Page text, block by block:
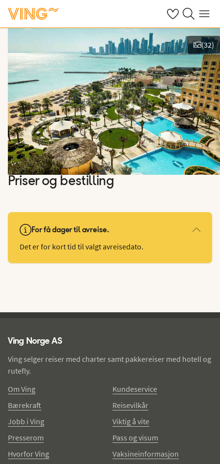
Se dine sparte
Søk påMeny
Vis bilder
(32)
Priser og bestilling
For få dager til avreise.
Det er for kort tid til valgt avreisedato.
Ving Norge AS
Ving selger reiser med charter samt pakkereiser med hotell og
rutefly.
Om Ving
Bærekraft
Jobb i Ving
Presserom
Hvorfor Ving
Kundeservice
Reisevilkår
Viktig å vite
Pass og visum
Vaksineinformasjon